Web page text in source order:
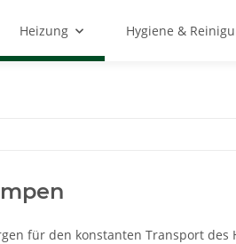
Heizung Hygiene &
für den konstanten Transport des